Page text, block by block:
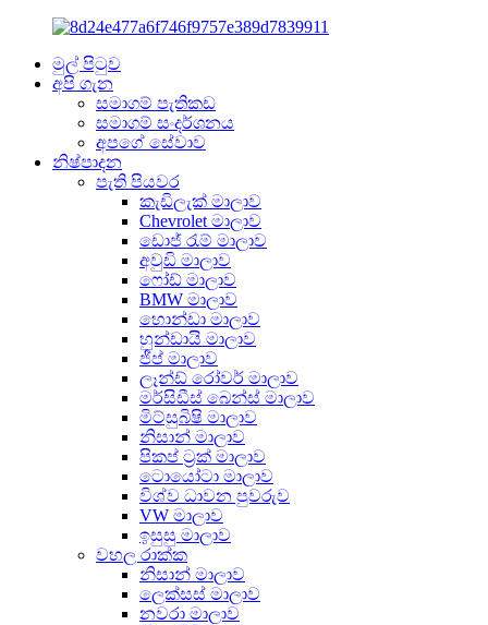
මුල් පිටුව
අපි ගැන
සමාගම් පැතිකඩ
සමාගම් සංදර්ශනය
අපගේ සේවාව
නිෂ්පාදන
පැති පියවර
කැඩිලැක් මාලාව
Chevrolet මාලාව
ඩොජ් රැම් මාලාව
අවුඩි මාලාව
ෆෝඩ් මාලාව
BMW මාලාව
හොන්ඩා මාලාව
හුන්ඩායි මාලාව
ජීප් මාලාව
ලෑන්ඩ් රෝවර් මාලාව
මර්සිඩීස් බෙන්ස් මාලාව
මිට්සුබිෂි මාලාව
නිසාන් මාලාව
පිකප් ට්‍රක් මාලාව
ටොයෝටා මාලාව
විශ්ව ධාවන පුවරුව
VW මාලාව
ඉසුසු මාලාව
වහල රාක්ක
නිසාන් මාලාව
ලෙක්සස් මාලාව
නවරා මාලාව